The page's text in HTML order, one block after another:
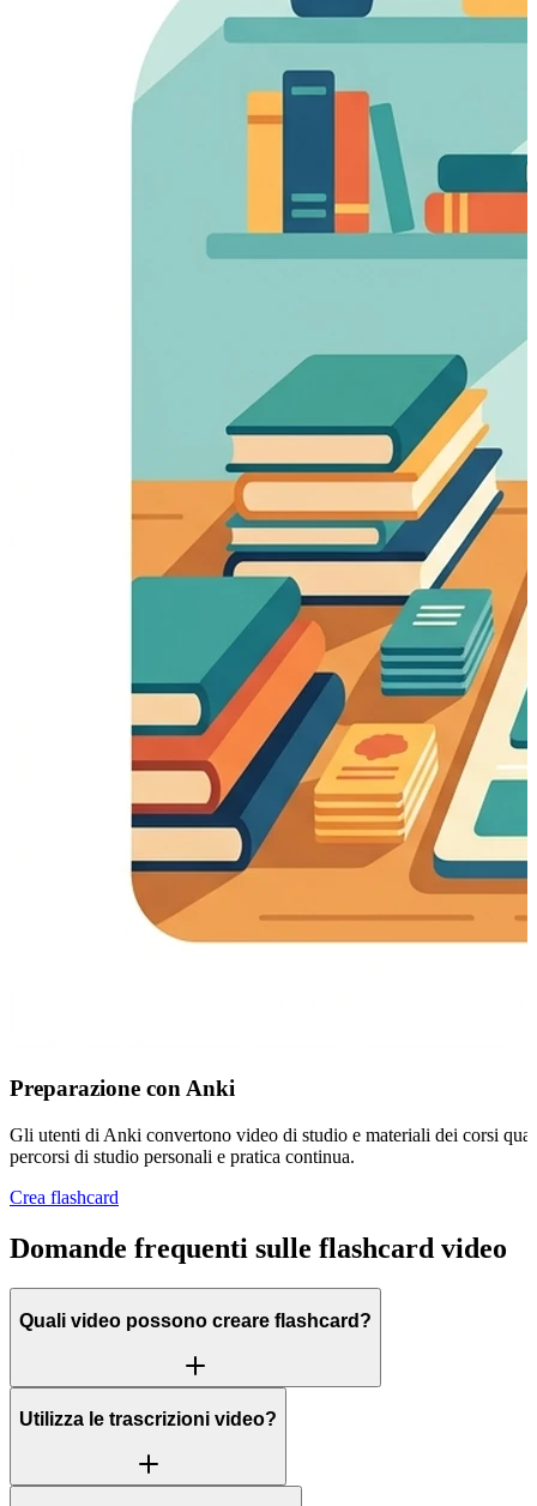
Preparazione con Anki
Gli utenti di Anki convertono video di studio e materiali dei corsi
percorsi di studio personali e pratica continua.
Crea flashcard
Domande frequenti sulle flashcard video
Quali video possono creare flashcard?
Utilizza le trascrizioni video?